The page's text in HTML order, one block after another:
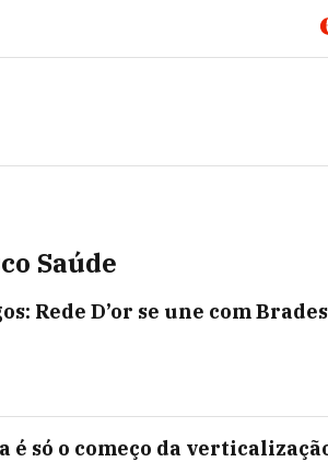
Saúde
Rede D’or se une com
é só o começo da